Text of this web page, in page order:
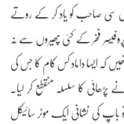
ڈی سی صاحب کو یاد کر کے روتے
فخر کے کئی پھیروں سے نہ
کہ ایسا داماد کس کام کا جس کی
کا سلسلہ منقطع کر لیا۔
کی نشانی ایک موٹر سائیکل